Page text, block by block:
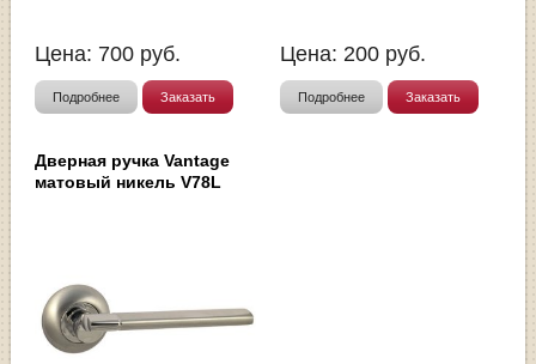
Цена: 700 руб.
Подробнее Заказать
Цена: 200 руб.
Подробнее Заказать
Дверная ручка Vantage
матовый никель V78L